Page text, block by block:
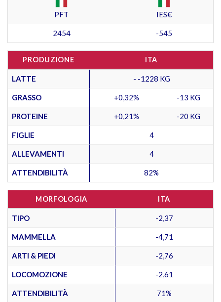
PFT IES€
2454 -545
PRODUZIONE ITA
LATTE - -1228 KG
GRASSO +0,32% -13 KG
PROTEINE +0,21% -20 KG
FIGLIE 4
ALLEVAMENTI 4
ATTENDIBILITÀ 82%
MORFOLOGIA ITA
TIPO -2,37
MAMMELLA -4,71
ARTI & PIEDI -2,76
LOCOMOZIONE -2,61
ATTENDIBILITÀ 71%